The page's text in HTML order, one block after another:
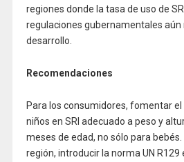
regiones donde la tasa de uso de
regulaciones gubernamentales
desarrollo.
Recomendaciones
Para los consumidores, fomentar
niños en SRI adecuado a peso y
meses de edad, no sólo para
región, introducir la norma UN R129